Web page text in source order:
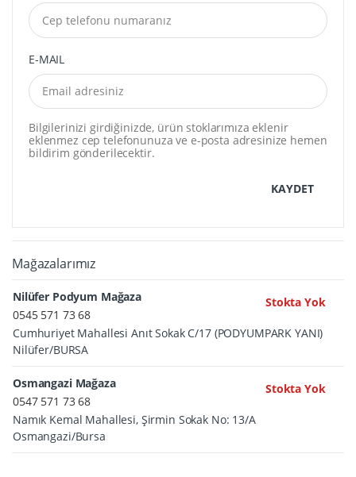
E-MAIL
Bilgilerinizi girdiğinizde, ürün stoklarımıza eklenir
eklenmez cep telefonunuza ve e-posta adresinize hemen
bildirim gönderilecektir.
KAYDET
Mağazalarımız
Nilüfer Podyum Mağaza
Stokta Yok
0545 571 73 68
Cumhuriyet Mahallesi Anıt Sokak C/17 (PODYUMPARK YANI)
Nilüfer/BURSA
Osmangazi Mağaza
Stokta Yok
0547 571 73 68
Namık Kemal Mahallesi, Şirmin Sokak No: 13/A
Osmangazi/Bursa